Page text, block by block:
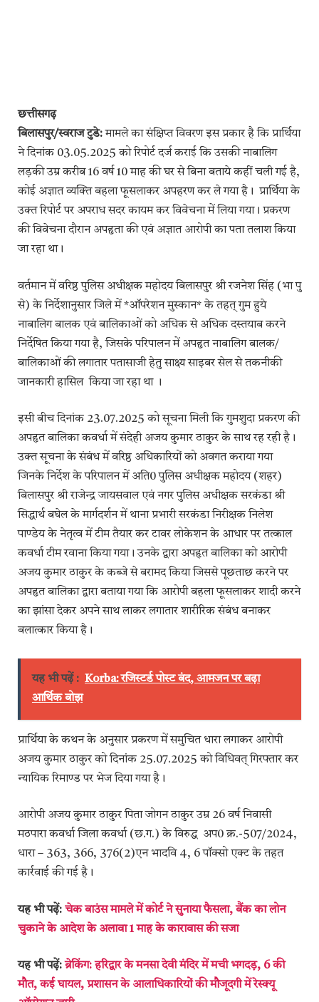
छत्तीसगढ़
बिलासपुर/स्वराज टुडे:मामले का संक्षिप्त विवरण इस प्रकार है कि प्रार्थिया
ने दिनांक 03.05.2025 को रिपोर्ट दर्ज कराई कि उसकी नाबालिग
लड़की उम्र करीब 16 वर्ष 10 माह की घर से बिना बताये कहीं चली गई है,
कोई अज्ञात व्यक्ति बहला फूसलाकर अपहरण कर ले गया है। प्रार्थिया के
उक्त रिपोर्ट पर अपराध सदर कायम कर विवेचना में लिया गया। प्रकरण
की विवेचना दौरान अपहृता की एवं अज्ञात आरोपी का पता तलाश किया
जा रहा था।
वर्तमान में वरिष्ठ पुलिस अधीक्षक महोदय बिलासपुर श्री रजनेश सिंह (भा पु
से) के निर्देशानुसार जिले में *ऑपरेशन मुस्कान* के तहत् गुम हुये
नाबालिग बालक एवं बालिकाओं को अधिक से अधिक दस्तयाब करने
निर्देषित किया गया है, जिसके परिपालन में अपहृत नाबालिग बालक/
बालिकाओं की लगातार पतासाजी हेतु साक्ष्य साइबर सेल से तकनीकी
जानकारी हासिल किया जा रहा था ।
इसी बीच दिनांक 23.07.2025 को सूचना मिली कि गुमशुदा प्रकरण की
अपहृत बालिका कवर्धा में संदेही अजय कुमार ठाकुर के साथ रह रही है।
उक्त सूचना के संबंध में वरिष्ठ अधिकारियों को अवगत कराया गया
जिनके निर्देश के परिपालन में अति0 पुलिस अधीक्षक महोदय (शहर)
बिलासपुर श्री राजेन्द्र जायसवाल एवं नगर पुलिस अधीक्षक सरकंडा श्री
सिद्धार्थ बघेल के मार्गदर्शन में थाना प्रभारी सरकंडा निरीक्षक निलेश
पाण्डेय के नेतृत्व में टीम तैयार कर टावर लोकेशन के आधार पर तत्काल
कवर्धा टीम रवाना किया गया। उनके द्वारा अपहृत बालिका को आरोपी
अजय कुमार ठाकुर के कब्जे से बरामद किया जिससे पूछताछ करने पर
अपहृत बालिका द्वारा बताया गया कि आरोपी बहला फूसलाकर शादी करने
का झांसा देकर अपने साथ लाकर लगातार शारीरिक संबंध बनाकर
बलात्कार किया है।
यह भी पढ़ें : Korba: रजिस्टर्ड पोस्ट बंद, आमजन पर बढ़ा
आर्थिक बोझ
प्रार्थिया के कथन के अनुसार प्रकरण में समुचित धारा लगाकर आरोपी
अजय कुमार ठाकुर को दिनांक 25.07.2025 को विधिवत् गिरफ्तार कर
न्यायिक रिमाण्ड पर भेज दिया गया है।
आरोपी अजय कुमार ठाकुर पिता जोगन ठाकुर उम्र 26 वर्ष निवासी
मठपारा कवर्धा जिला कवर्धा (छ.ग.) के विरुद्ध अप0 क्र.-507/2024,
धारा – 363, 366, 376(2)एन भादवि 4, 6 पॉक्सो एक्ट के तहत
कार्रवाई की गई है।
यह भी पढ़ें: चेक बाउंस मामले में कोर्ट ने सुनाया फैसला, बैंक का लोन
चुकाने के आदेश के अलावा 1 माह के कारावास की सजा
यह भी पढ़ें:ब्रेकिंग: हरिद्वार के मनसा देवी मंदिर में मची भगदड़, 6 की
मौत, कई घायल, प्रशासन के आलाधिकारियों की मौजूदगी में रेस्क्यू